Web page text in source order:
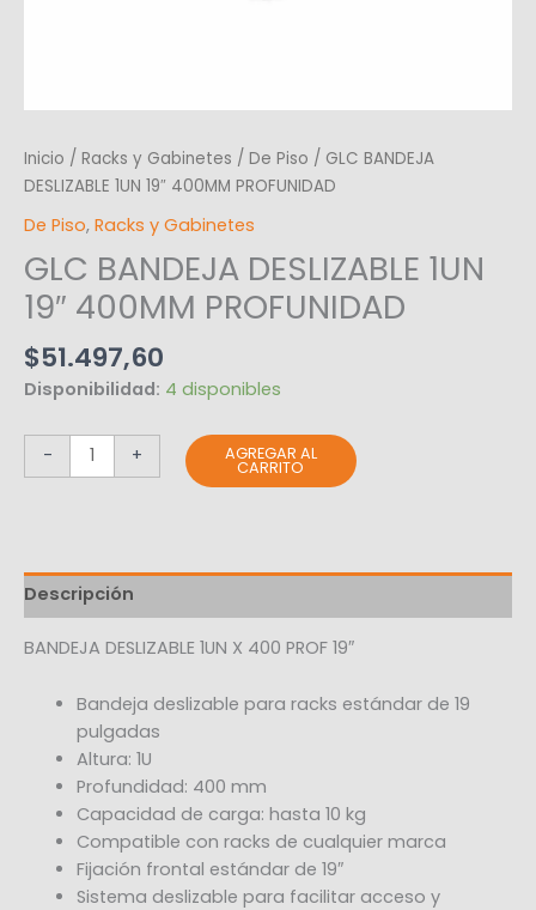
Inicio / Racks y Gabinetes / De Piso / GLC BANDEJA
DESLIZABLE 1UN 19″ 400MM PROFUNIDAD
De Piso, Racks y Gabinetes
GLC BANDEJA DESLIZABLE 1UN
19″ 400MM PROFUNIDAD
$51.497,60
Disponibilidad: 4 disponibles
- + AGREGAR AL
CARRITO
Descripción
BANDEJA DESLIZABLE 1UN X 400 PROF 19″
Bandeja deslizable para racks estándar de 19
pulgadas
Altura: 1U
Profundidad: 400 mm
Capacidad de carga: hasta 10 kg
Compatible con racks de cualquier marca
Fijación frontal estándar de 19″
Sistema deslizable para facilitar acceso y